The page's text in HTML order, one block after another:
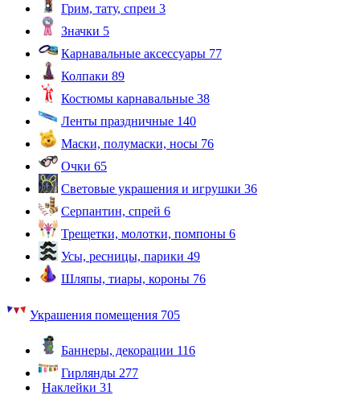
Грим, тату, спреи 3
Значки 5
Карнавальные аксессуары 77
Колпаки 89
Костюмы карнавальные 38
Ленты праздничные 140
Маски, полумаски, носы 76
Очки 65
Световые украшения и игрушки 36
Серпантин, спрей 6
Трещетки, молотки, помпоны 6
Усы, ресницы, парики 49
Шляпы, тиары, короны 76
Украшения помещения 705
Баннеры, декорации 116
Гирлянды 277
Наклейки 31